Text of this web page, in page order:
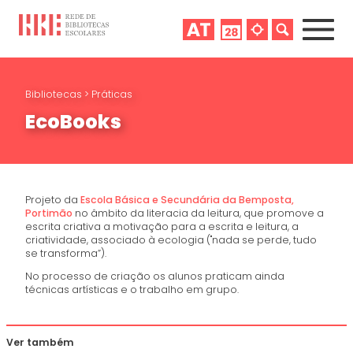
Bibliotecas > Práticas
EcoBooks
Projeto daEscola Básica e Secundária da Bemposta,
Portimão no âmbito da literacia da leitura, que promove a
escrita criativa a motivação para a escrita e leitura, a
criatividade, associado à ecologia ("nada se perde, tudo
se transforma”).
No processo de criação os alunos praticam ainda
técnicas artísticas e o trabalho em grupo.
Ver também